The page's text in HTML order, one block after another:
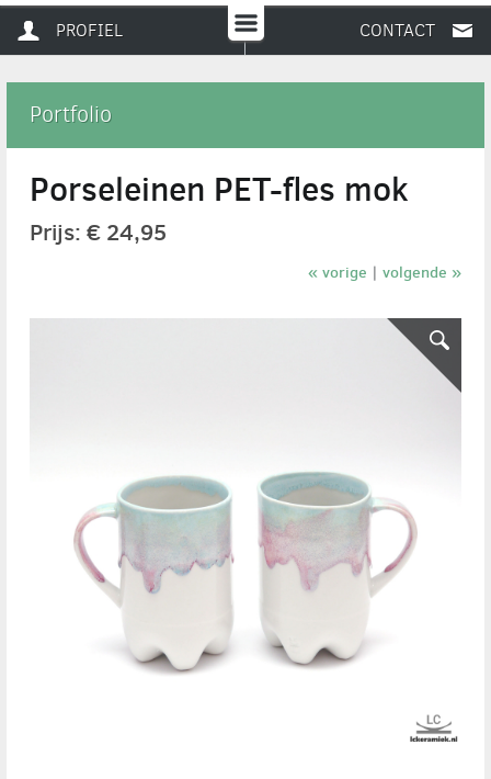
PROFIEL CONTACT
Portfolio
Porseleinen PET-fles mok
Prijs: € 24,95
« vorige | volgende »